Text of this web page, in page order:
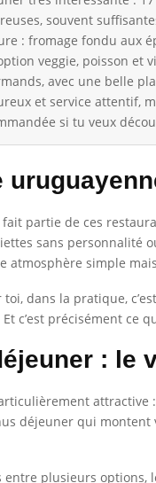
souvent
: fromage fondu aux
veggie, poisson et
avec une belle
et service attentif,
si tu veux
partie de ces
sans personnalité
atmosphère simple
toi, dans la pratique,
c’est précisément
: le
attractive
déjeuner qui
entre plusieurs